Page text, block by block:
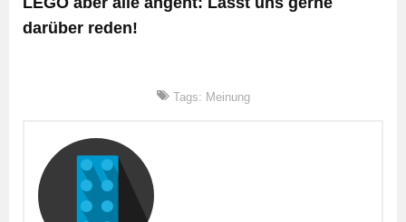
darüber reden!
Tags: Meinung